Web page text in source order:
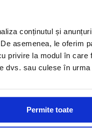
conținutul și
asemenea, le oferim
privire la modul în
dvs. sau culese în
Permite toate